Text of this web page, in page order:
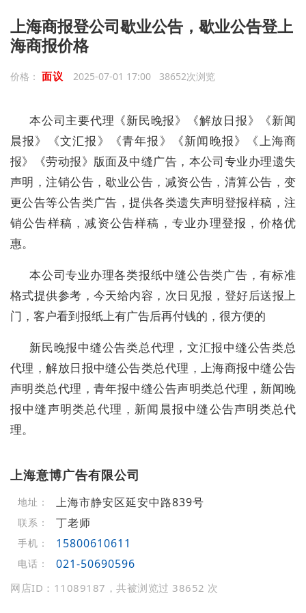
上海商报登公司歇业公告，歇业公告登上
海商报价格
价格： 面议 2025-07-01 17:00 38652次浏览
本公司主要代理《新民晚报》《解放日报》《新闻
晨报》《文汇报》《青年报》《新闻晚报》《上海商
报》《劳动报》版面及中缝广告，本公司专业办理遗失
声明，注销公告，歇业公告，减资公告，清算公告，变
更公告等公告类广告，提供各类遗失声明登报样稿，注
销公告样稿，减资公告样稿，专业办理登报，价格优
惠。
本公司专业办理各类报纸中缝公告类广告，有标准
格式提供参考，今天给内容，次日见报，登好后送报上
门，客户看到报纸上有广告后再付钱的，很方便的
新民晚报中缝公告类总代理，文汇报中缝公告类总
代理，解放日报中缝公告类总代理，上海商报中缝公告
声明类总代理，青年报中缝公告声明类总代理，新闻晚
报中缝声明类总代理，新闻晨报中缝公告声明类总代
理。
上海意博广告有限公司
地址： 上海市静安区延安中路839号
联系： 丁老师
手机： 15800610611
电话： 021-50690596
网店ID：11089187，共被浏览过 38652 次